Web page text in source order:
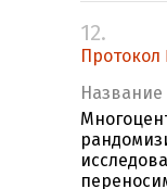
12.
Протокол
Название